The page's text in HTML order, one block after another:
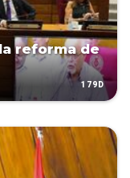
reforma de
179D